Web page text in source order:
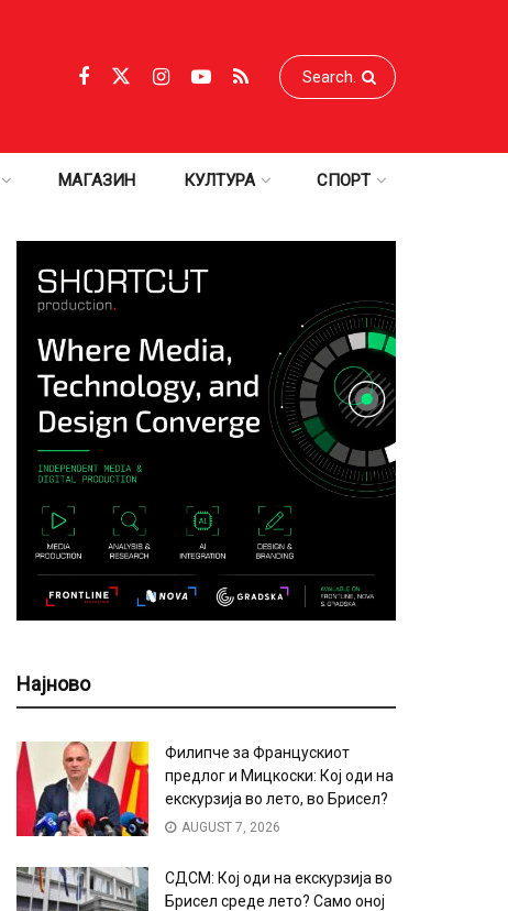
МАГАЗИН КУЛТУРА СПОРТ
Најново
Филипче за Францускиот
предлог и Мицкоски: Кој оди на
екскурзија во лето, во Брисел?
AUGUST 7, 2026
СДСМ: Кој оди на екскурзија во
Брисел среде лето? Само оној